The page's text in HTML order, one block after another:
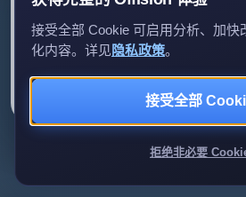
力并促进协作。
通过 Offision 体验工作空间管理的未
我们只会用你的资料回复查询。
接受全部 Cookie 可启用分析、加快
化内容。详见隐私政策。
接受全部
拒绝非必要